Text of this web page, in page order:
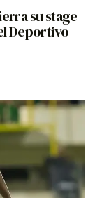
su stage
Deportivo